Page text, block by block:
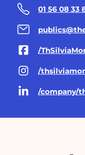
01 56 08 33
/
/
/company/